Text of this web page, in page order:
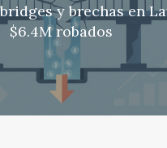
y brechas en
$6.4M robados